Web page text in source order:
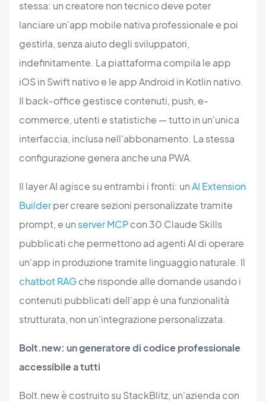
stessa: un creatore non tecnico deve poter
lanciare un'app mobile nativa professionale e poi
gestirla, senza aiuto degli sviluppatori,
indefinitamente. La piattaforma compila le app
iOS in Swift nativo e le app Android in Kotlin nativo.
Il back-office gestisce contenuti, push, e-
commerce, utenti e statistiche — tutto in un'unica
interfaccia, inclusa nell'abbonamento. La stessa
configurazione genera anche una PWA.
Il layer AI agisce su entrambi i fronti: unAI Extension
Builderper creare sezioni personalizzate tramite
prompt, e un server MCPcon 30 Claude Skills
pubblicati che permettono ad agenti AI di operare
un'app in produzione tramite linguaggio naturale. Il
chatbot RAGche risponde alle domande usando i
contenuti pubblicati dell'app è una funzionalità
strutturata, non un'integrazione personalizzata.
Bolt.new: un generatore di codice professionale
accessibile a tutti
Bolt.new è costruito su StackBlitz, un'azienda con